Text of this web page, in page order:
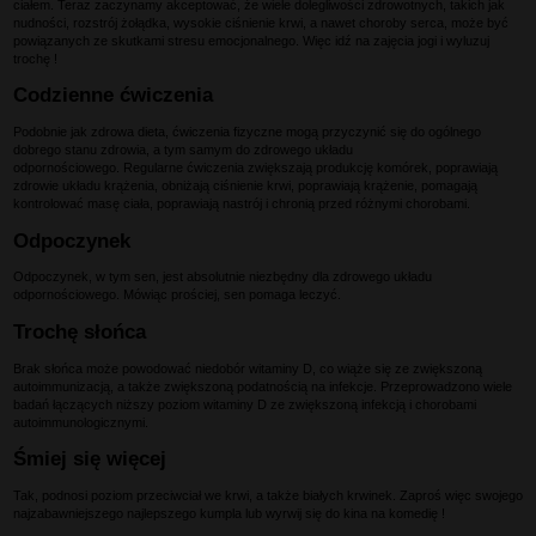
ciałem. Teraz zaczynamy akceptować, że wiele dolegliwości zdrowotnych, takich jak
nudności, rozstrój żołądka, wysokie ciśnienie krwi, a nawet choroby serca, może być
powiązanych ze skutkami stresu emocjonalnego. Więc idź na zajęcia jogi i wyluzuj
trochę !
Codzienne ćwiczenia
Podobnie jak zdrowa dieta, ćwiczenia fizyczne mogą przyczynić się do ogólnego
dobrego stanu zdrowia, a tym samym do zdrowego układu
odpornościowego. Regularne ćwiczenia zwiększają produkcję komórek, poprawiają
zdrowie układu krążenia, obniżają ciśnienie krwi, poprawiają krążenie, pomagają
kontrolować masę ciała, poprawiają nastrój i chronią przed różnymi chorobami.
Odpoczynek
Odpoczynek, w tym sen, jest absolutnie niezbędny dla zdrowego układu
odpornościowego. Mówiąc prościej, sen pomaga leczyć.
Trochę słońca
Brak słońca może powodować niedobór witaminy D, co wiąże się ze zwiększoną
autoimmunizacją, a także zwiększoną podatnością na infekcje. Przeprowadzono wiele
badań łączących niższy poziom witaminy D ze zwiększoną infekcją i chorobami
autoimmunologicznymi.
Śmiej się więcej
Tak, podnosi poziom przeciwciał we krwi, a także białych krwinek. Zaproś więc swojego
najzabawniejszego najlepszego kumpla lub wyrwij się do kina na komedię !